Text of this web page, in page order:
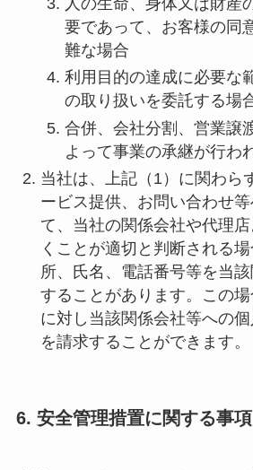
要であって、お客様の同
難な場合
利用目的の達成に必要な
の取り扱いを委託する場
合併、会社分割、営業譲
よって事業の承継が行わ
当社は、上記（1）に関わら
ービス提供、お問い合わせ
て、当社の関係会社や代理
くことが適切と判断される
所、氏名、電話番号等を当
することがあります。この
に対し当該関係会社等への
を請求することができます。
6. 安全管理措置に関する事項